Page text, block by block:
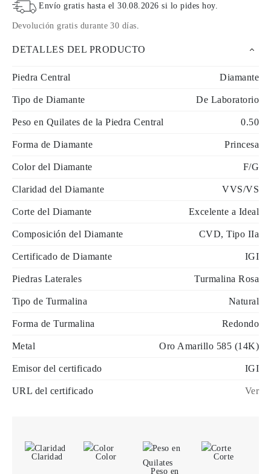
Envío gratis hasta el30.08.2026 si lo pides hoy.
Devolución gratis durante 30 días
DETALLES DEL PRODUCTO
Piedra Central Diamante
Tipo de Diamante De Laboratorio
Peso en Quilates de la Piedra Central 0.50
Forma de Diamante Princesa
Color del Diamante F/G
Claridad del Diamante VVS/VS
Corte del Diamante Excelente a Ideal
Composición del Diamante CVD, Tipo IIa
Certificado de Diamante IGI
Piedras Laterales Turmalina Rosa
Tipo de Turmalina Natural
Forma de Turmalina Redondo
Metal Oro Amarillo 585 (14K)
Emisor del certificado IGI
URL del certificado Ver
Claridad
Color
Peso en
Corte